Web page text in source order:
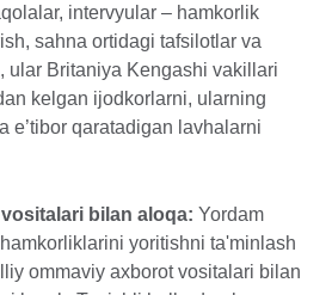
intervyular – hamkorlik
sahna ortidagi tafsilotlar va
ular Britaniya Kengashi vakillari
kelgan ijodkorlarni, ularning
e’tibor qaratadigan lavhalarni
bilan aloqa: Yordam
yoritishni ta'minlash
ommaviy axborot vositalari bilan